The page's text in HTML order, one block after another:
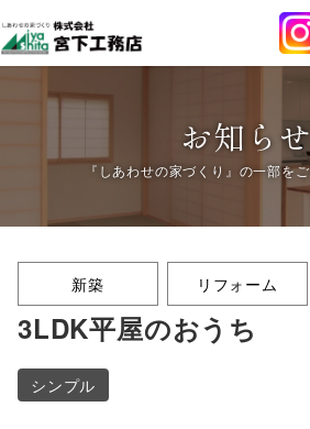
イ
ン
へ
お知らせ
新築 リフォーム
3LDK平屋のおうち
シンプル